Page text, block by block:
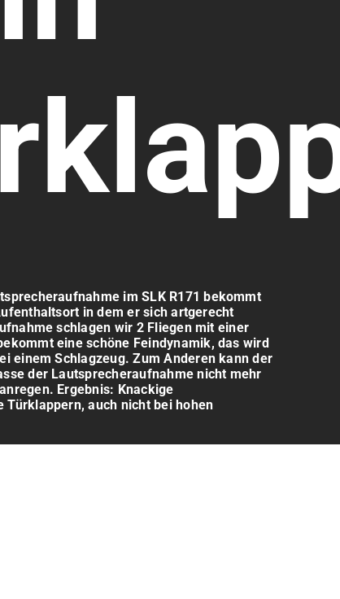
im SLK R171 bekommt
in dem er sich artgerecht
schlagen wir 2 Fliegen mit einer
eine schöne Feindynamik, das wird
einem Schlagzeug. Zum Anderen kann der
der Lautsprecheraufnahme nicht mehr
Ergebnis: Knackige
Türklappern, auch nicht bei hohen